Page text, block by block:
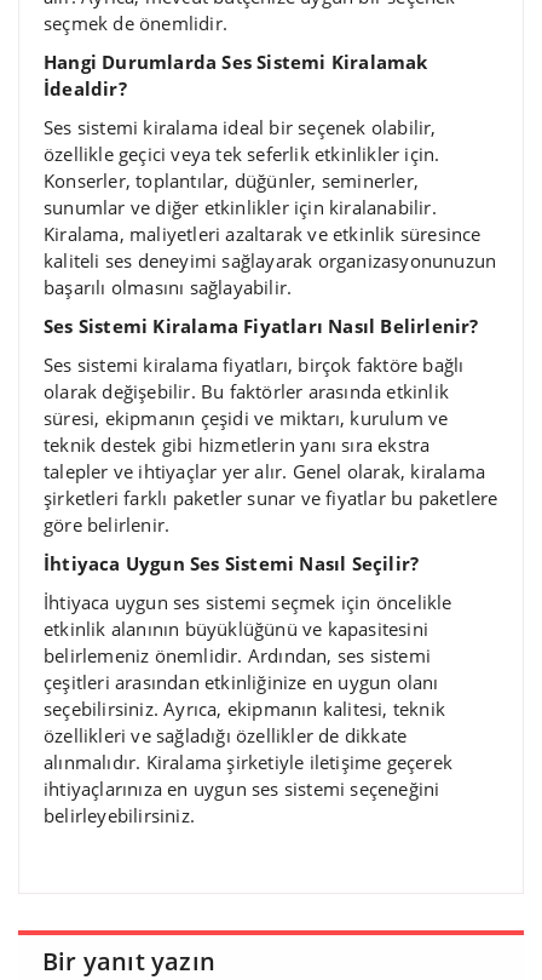
seçmek de önemlidir.
Hangi Durumlarda Ses Sistemi Kiralamak
İdealdir?
Ses sistemi kiralama ideal bir seçenek olabilir,
özellikle geçici veya tek seferlik etkinlikler için.
Konserler, toplantılar, düğünler, seminerler,
sunumlar ve diğer etkinlikler için kiralanabilir.
Kiralama, maliyetleri azaltarak ve etkinlik süresince
kaliteli ses deneyimi sağlayarak organizasyonunuzun
başarılı olmasını sağlayabilir.
Ses Sistemi Kiralama Fiyatları Nasıl Belirlenir?
Ses sistemi kiralama fiyatları, birçok faktöre bağlı
olarak değişebilir. Bu faktörler arasında etkinlik
süresi, ekipmanın çeşidi ve miktarı, kurulum ve
teknik destek gibi hizmetlerin yanı sıra ekstra
talepler ve ihtiyaçlar yer alır. Genel olarak, kiralama
şirketleri farklı paketler sunar ve fiyatlar bu paketlere
göre belirlenir.
İhtiyaca Uygun Ses Sistemi Nasıl Seçilir?
İhtiyaca uygun ses sistemi seçmek için öncelikle
etkinlik alanının büyüklüğünü ve kapasitesini
belirlemeniz önemlidir. Ardından, ses sistemi
çeşitleri arasından etkinliğinize en uygun olanı
seçebilirsiniz. Ayrıca, ekipmanın kalitesi, teknik
özellikleri ve sağladığı özellikler de dikkate
alınmalıdır. Kiralama şirketiyle iletişime geçerek
ihtiyaçlarınıza en uygun ses sistemi seçeneğini
belirleyebilirsiniz.
Bir yanıt yazın